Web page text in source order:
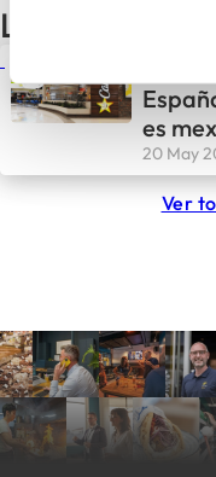
Las últimas
es
20 May
Ver